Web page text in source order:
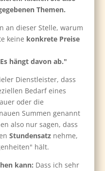
Themen.
an dieser Stelle, warum
keine konkrete Preise
hängt davon ab."
Dienstleister, dass
Bedarf eines
oder die
Summen genannt
also nur sagen, dass
Stundensatz nehme,
hält.
kann: Dass ich sehr